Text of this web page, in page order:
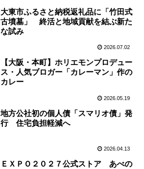
大東市ふるさと納税返礼品に「竹田式
古墳墓」 終活と地域貢献を結ぶ新た
な試み
2026.07.02
【大阪・本町】ホリエモンプロデュー
ス・人気ブロガー「カレーマン」作の
カレー
2026.05.19
地方公社初の個人債「スマリオ債」発
行 住宅負担軽減へ
2026.04.13
ＥＸＰＯ２０２７公式ストア あべの